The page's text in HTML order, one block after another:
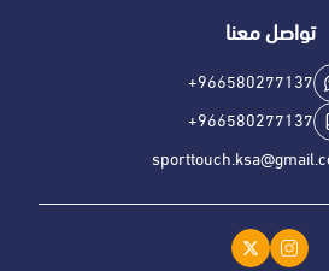
تواصل معنا
+966580277137
+966580277137